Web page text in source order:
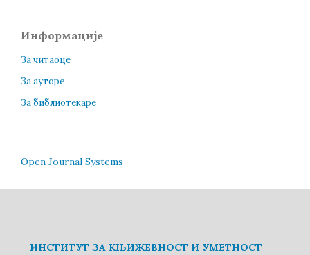
Информације
За читаоце
За ауторе
За библиотекаре
Open Journal Systems
ИНСТИТУТ ЗА КЊИЖЕВНОСТ И УМЕТНОСТ